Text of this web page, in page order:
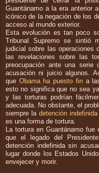
Guantánamo a la era anterior
icónico de la negación de los
acceso al mundo exterior.
Esta evolución es tan poco
Tribunal Supremo se sintió
judicial sobre las operaciones
las revelaciones sobre las
preocupación ante una
acusación ni juicio algunos.
que Obama ha puesto fina las
esto no significa que no sea
y las torturas podrían
adecuada. No obstante, el
siempre la detención indefinida
es una forma de tortura.
La tortura en Guantánamo
que el legado del
detención indefinida sin
lugar donde los Estados
envejecer y morir.